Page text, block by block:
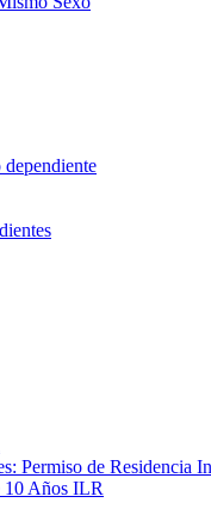
Permiso de Residencia
10 Años ILR